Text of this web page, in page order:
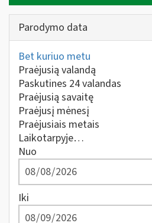
Parodymo data
Bet kuriuo metu
Praėjusią valandą
Paskutines 24 valandas
Praėjusią savaitę
Praėjusį mėnesį
Praėjusiais metais
Laikotarpyje…
Nuo
Iki